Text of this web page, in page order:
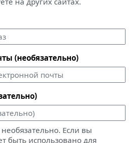
(необязательно)
Если вы
быть использовано для